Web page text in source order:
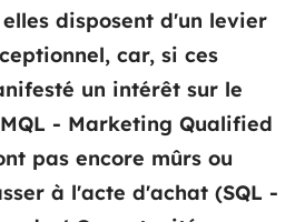
elles disposent d'un levier
car, si ces
un intérêt sur le
- Marketing Qualified
pas encore mûrs ou
à l'acte d'achat (SQL -